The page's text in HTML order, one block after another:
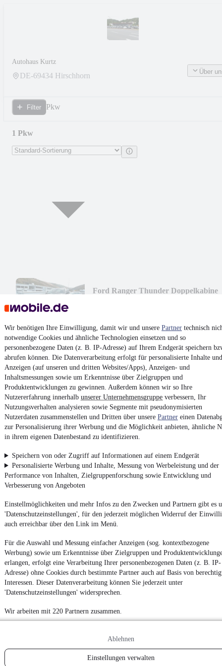
Wir benötigen Ihre Einwilligung, damit wir und unsere Partner technisch
notwendige Cookies und ähnliche Technologien einsetzen und so
personenbezogene Daten (z. B. IP-Adresse) auf Ihrem Endgerät speichern
abrufen können. Die Datenverarbeitung erfolgt für personalisierte Inhalte und
Anzeigen (auf unseren und dritten Websites/Apps), Anzeigen- und
Inhaltsmessungen sowie um Erkenntnisse über Zielgruppen und
Produktentwicklungen zu gewinnen. Außerdem können wir so Ihre
Nutzererfahrung innerhalb unserer Unternehmensgruppe verbessern, Ihr
Nutzungsverhalten analysieren sowie Segmente mit pseudonymisierten
Nutzerdaten zusammenstellen und Dritten über unsere Partner einen
zur Personalisierung ihrer Werbung und die Möglichkeit anbieten, ähnliche
in ihrem eigenen Datenbestand zu identifizieren.
Speichern von oder Zugriff auf Informationen auf einem Endgerät
Personalisierte Werbung und Inhalte, Messung von Werbeleistung und der
Performance von Inhalten, Zielgruppenforschung sowie Entwicklung und
Verbesserung von Angeboten
Einstellmöglichkeiten und mehr Infos zu den Zwecken und Partnern gibt es
'Datenschutzeinstellungen', für den jederzeit möglichen Widerruf der
auch erreichbar über den Link im Menü.
Für die Auswahl und Messung einfacher Anzeigen (sog. kontextbezogene
Werbung) sowie um Erkenntnisse über Zielgruppen und
erlangen, erfolgt eine Verarbeitung Ihrer personenbezogenen Daten (z. B. IP-
Adresse) ohne Cookies durch bestimmte Partner auch auf Basis von
Interessen. Dieser Datenverarbeitung können Sie jederzeit unter
'Datenschutzeinstellungen' widersprechen.
Wir arbeiten mit 220 Partnern zusammen.
Ablehnen
Einstellungen verwalten
Autohaus Kurtz
DE-69434 Hirschhorn Über
Filter Pkw
1 Pkw
Ford Ranger Thunder Doppelkabine
Unfallfrei•EZ 12/2020• 93.000 km• 156 kW (212 PS)
Kontakt
¹MwSt. ausweisbar
4.6 Sterne
Nutze mobile.de schnell und einfach
Impressum
AGB
Vertrag widerrufen
Datenschutzeinstellungen
Erklärung zur Barrierefreiheit
Report Security Vulnerability (English)
Fahrzeuge gibt es bei mobile.de